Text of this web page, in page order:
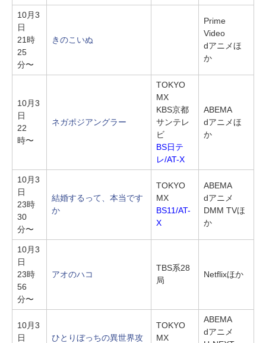
10月3
日
21時
25
分〜
きのこいぬ
Prime
Video
dアニメほ
か
10月3
日
22
時〜
ネガポジアングラー
TOKYO
MX
KBS京都
サンテレ
ビ
BS日テ
レ/AT-X
ABEMA
dアニメほ
か
10月3
日
23時
30
分〜
結婚するって、本当です
か
TOKYO
MX
BS11/AT-
X
ABEMA
dアニメ
DMM TVほ
か
10月3
日
23時
56
分〜
アオのハコ
TBS系28
局
Netflixほか
10月3
日
ひとりぼっちの異世界攻
TOKYO
MX
ABEMA
dアニメ